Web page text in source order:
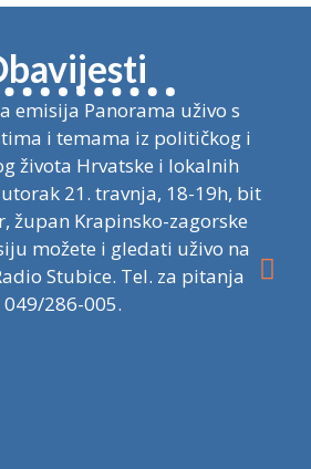
emisija Panorama uživo s
i temama iz političkog i
života Hrvatske i lokalnih
21. travnja, 18-19h, bit
župan Krapinsko-zagorske
možete i gledati uživo na
Stubice. Tel. za pitanja
049/286-005.